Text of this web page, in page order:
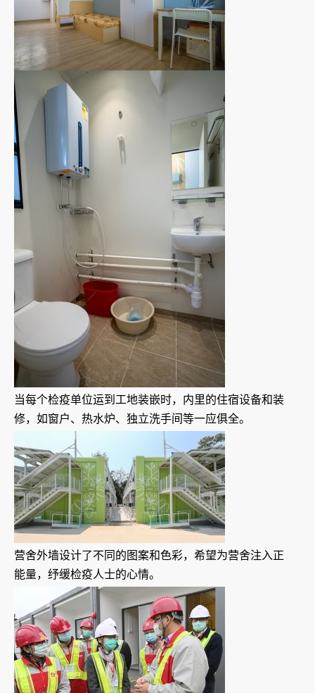
当每个检疫单位运到工地装嵌时，内里的住宿设备和装
修，如窗户、热水炉、独立洗手间等一应俱全。
营舍外墙设计了不同的图案和色彩，希望为营舍注入正
能量，纾缓检疫人士的心情。